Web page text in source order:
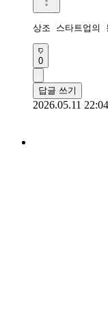
상조 스타트업의
0
답글 쓰기
2026.05.11 22:04